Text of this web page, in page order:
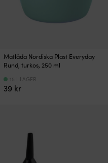
Matlåda Nordiska Plast Everyday
Rund, turkos, 250 ml
39 kr
15 I LAGER